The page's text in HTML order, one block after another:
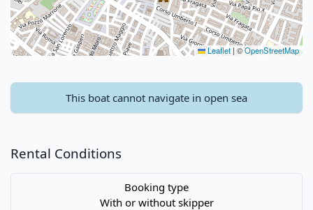
Leaflet | ©OpenStreetMap
This boat cannot navigate in open sea
Rental Conditions
Booking type
With or without skipper